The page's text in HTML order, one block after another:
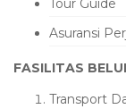
Tour Guide
Asuransi
FASILITAS
Transport